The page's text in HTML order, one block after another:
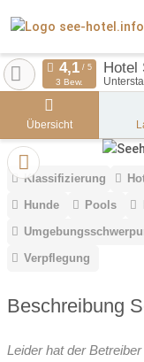
Hotel
3 Bew.
Übersicht
Klassifizierung
Hunde
Pools
Verpflegung
Beschreibung
Leider hat der